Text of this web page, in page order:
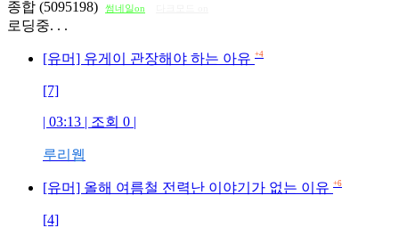
종합 (5095198) 썸네일on
로딩중. . .
[유머] 유게이 관장해야 하는 아유 +4
[7]
| 03:13 | 조회 0 |
루리웹
[유머] 올해 여름철 전력난 이야기가 없는 이유 +6
[4]